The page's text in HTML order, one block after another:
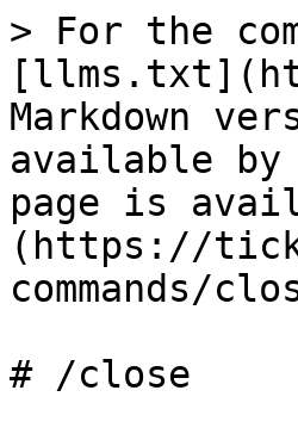
> For the
Markdown
available by
page is
(https://
commands/
# /close